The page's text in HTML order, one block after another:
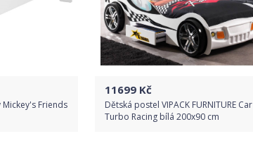
Friends
11699 Kč
Dětská postel VIPACK FURNITURE Car
Turbo Racing bílá 200x90 cm